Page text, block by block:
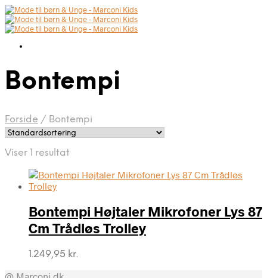
Bontempi
Forside / Bontempi
Viser 1 resultat
Bontempi Højtaler Mikrofoner Lys 87
Cm Trådløs Trolley
1.249,95 kr.